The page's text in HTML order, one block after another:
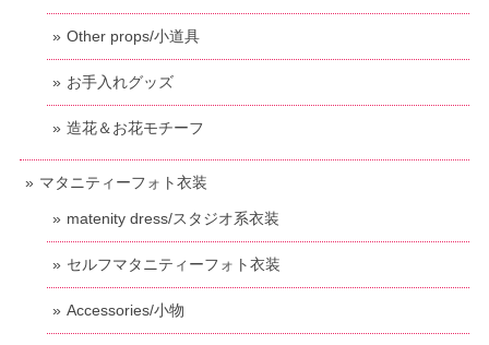
Other props/小道具
お手入れグッズ
造花＆お花モチーフ
マタニティーフォト衣装
matenity dress/スタジオ系衣装
セルフマタニティーフォト衣装
Accessories/小物